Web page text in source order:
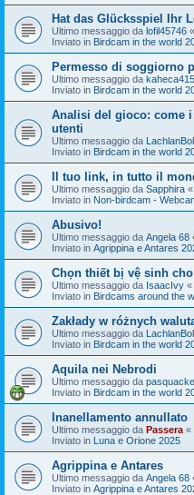
Hat das Glücksspiel Ihr
Ultimo messaggio da lofil45746 «
Inviato in Birdcam in the world
Permesso di soggiorno
Ultimo messaggio da
Inviato in Birdcam in the world
Analisi del gioco: come
utenti
Ultimo messaggio da
Inviato in Birdcam in the world
Il tuo link, in tutto il
Ultimo messaggio da Sapphira «
Inviato in Non-birdcam -
Abusivo!
Ultimo messaggio da Angela 68
Inviato in Agrippina e Antares
Chọn thiết bị vệ sinh
Ultimo messaggio da IsaacIvy «
Inviato in Birdcams around the
Zakłady w różnych
Ultimo messaggio da
Inviato in Birdcam in the world
Aquila nei Nebrodi
Ultimo messaggio da
Inviato in Birdcam in the world
Inanellamento annullato
Ultimo messaggio da Passera «
Inviato in Luna e Orione 2025
Agrippina e Antares
Ultimo messaggio da Angela 68
Inviato in Agrippina e Antares